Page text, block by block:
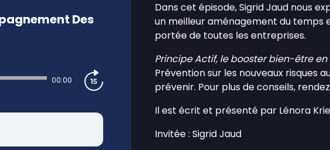
Des
00:00
Dans cet épisode, Sigrid Jaud nous
un meilleur aménagement du temps
portée de toutes les entreprises.
Principe Actif, le booster bien-être
Prévention sur les nouveaux risques
prévenir. Pour plus de conseils,
Il est écrit et présenté par Lénora
Invitée : Sigrid Jaud